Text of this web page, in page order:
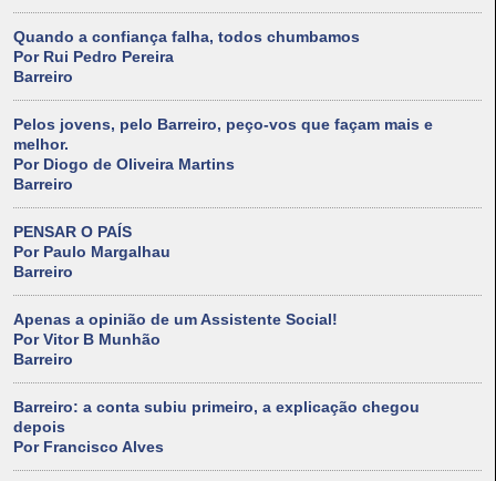
Quando a confiança falha, todos chumbamos
Por Rui Pedro Pereira
Barreiro
Pelos jovens, pelo Barreiro, peço-vos que façam mais e
melhor.
Por Diogo de Oliveira Martins
Barreiro
PENSAR O PAÍS
Por Paulo Margalhau
Barreiro
Apenas a opinião de um Assistente Social!
Por Vitor B Munhão
Barreiro
Barreiro: a conta subiu primeiro, a explicação chegou
depois
Por Francisco Alves